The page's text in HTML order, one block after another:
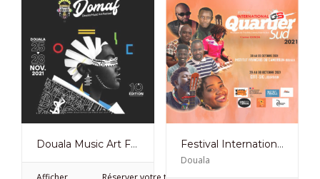
Douala Music Art Festival la 10ème édition du 25 au 28 Novembre 2021 Festival International Quartier Sud 11e Edition
Douala